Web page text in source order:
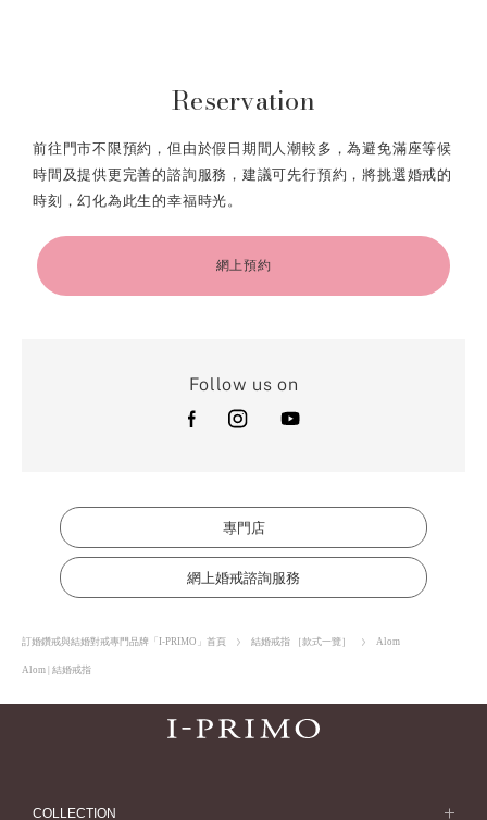
Reservation
前往門市不限預約，但由於假日期間人潮較多，為避免滿座等候
時間及提供更完善的諮詢服務，建議可先行預約，將挑選婚戒的
時刻，幻化為此生的幸福時光。
網上預約
Follow us on
專門店
網上婚戒諮詢服務
訂婚鑽戒與結婚對戒專門品牌「I-PRIMO」首頁 結婚戒指 ［款式一覽］ Alom
Alom | 結婚戒指
COLLECTION